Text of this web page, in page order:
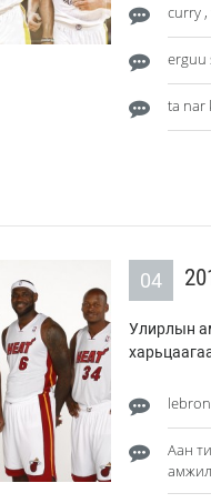
curry
erguu
ta nar
04
Улирлын
Аан